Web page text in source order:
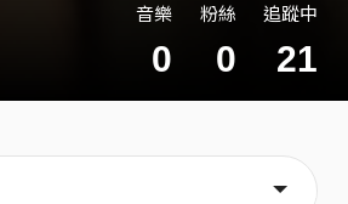
音樂
0
粉絲
0
追蹤中
21